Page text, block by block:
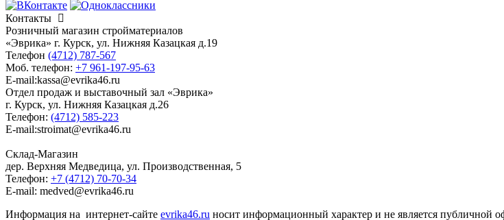
Контакты
Розничный магазин стройматериалов
«Эврика» г. Курск, ул. Нижняя Казацкая д.19
Телефон (4712) 787-567
Моб. телефон: +7 961-197-95-63
E-mail:kassa@evrika46.ru
Отдел продаж и выставочный зал «Эврика»
г. Курск, ул. Нижняя Казацкая д.26
Телефон: (4712) 585-223
E-mail:stroimat@evrika46.ru
Склад-Магазин
дер. Верхняя Медведица, ул. Производственная, 5
Телефон: +7 (4712) 70-70-34
E-mail: medved@evrika46.ru
Информация на интернет-сайте evrika46.ru носит информационный характер и не является